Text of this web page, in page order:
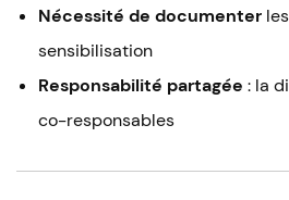
Nécessité de documenter
sensibilisation
Responsabilité partagée : la
co-responsables